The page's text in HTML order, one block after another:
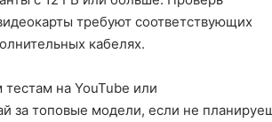
требуют соответствующих
кабелях.
на YouTube или
за топовые модели, если не